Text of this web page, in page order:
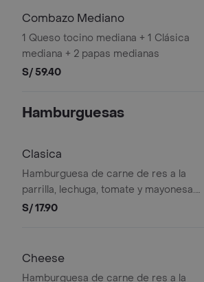
de 3 oz y 1 tártara golf de 3 oz.
Combazo Mediano
1 Queso tocino mediana + 1 Clásica
mediana + 2 papas medianas
S/ 59.40
Hamburguesas
Clasica
Hamburguesa de carne de res a la
parrilla, lechuga, tomate y mayonesa.
Foto referencial. BEMBOS S.A.C RUC
S/ 17.90
Cheese
Hamburguesa de carne de res a la